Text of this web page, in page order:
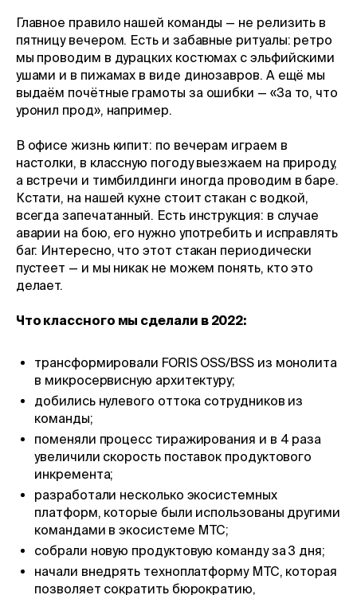
Главное правило нашей команды — не релизить в
пятницу вечером. Есть и забавные ритуалы: ретро
мы проводим в дурацких костюмах с эльфийскими
ушами и в пижамах в виде динозавров. А ещё мы
выдаём почётные грамоты за ошибки — «За то, что
уронил прод», например.
В офисе жизнь кипит: по вечерам играем в
настолки, в классную погоду выезжаем на природу,
а встречи и тимбилдинги иногда проводим в баре.
Кстати, на нашей кухне стоит стакан с водкой,
всегда запечатанный. Есть инструкция: в случае
аварии на бою, его нужно употребить и исправлять
баг. Интересно, что этот стакан периодически
пустеет — и мы никак не можем понять, кто это
делает.
Что классного мы сделали в 2022:
трансформировали FORIS OSS/BSS из монолита
в микросервисную архитектуру;
добились нулевого оттока сотрудников из
команды;
поменяли процесс тиражирования и в 4 раза
увеличили скорость поставок продуктового
инкремента;
разработали несколько экосистемных
платформ, которые были использованы другими
командами в экосистеме МТС;
собрали новую продуктовую команду за 3 дня;
начали внедрять техноплатформу МТС, которая
позволяет сократить бюрократию,